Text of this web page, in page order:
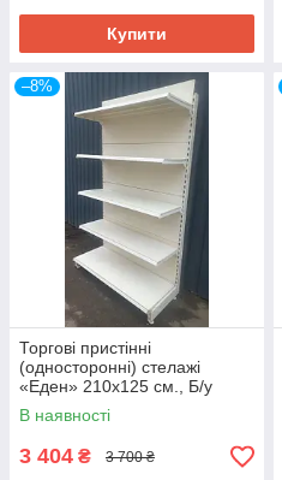
Купити
–8%
Торгові пристінні
(односторонні) стелажі
«Еден» 210х125 см., Б/у
В наявності
3 404 ₴ 3 700 ₴